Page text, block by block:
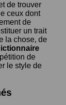
de trouver
ceux dont
de
un trait
la chose, de
de
le style de